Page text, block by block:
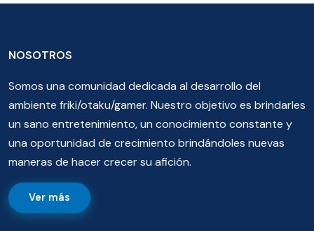
NOSOTROS
Somos una comunidad dedicada al desarrollo del
ambiente friki/otaku/gamer. Nuestro objetivo es brindarles
un sano entretenimiento, un conocimiento constante y
una oportunidad de crecimiento brindándoles nuevas
maneras de hacer crecer su afición.
Ver más